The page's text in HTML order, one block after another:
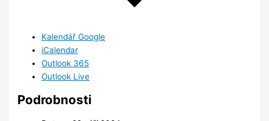
Kalendář Google
iCalendar
Outlook 365
Outlook Live
Podrobnosti